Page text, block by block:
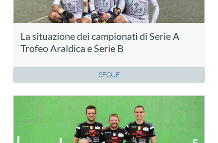
La situazione dei campionati di Serie A
Trofeo Araldica e Serie B
SEGUE